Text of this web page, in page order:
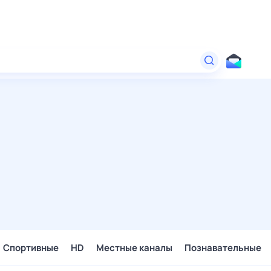
Спортивные HD Местные каналы Познавательные